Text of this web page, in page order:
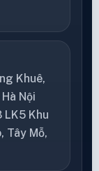
Khuê,
Nội
LK5 Khu
Tây Mỗ,